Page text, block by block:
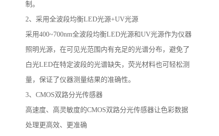
制。
2、采用全波段均衡LED光源+UV光源
采用400~700nm全波段均衡LED光源和UV光源作为仪器
照明光源，在可见光范围内有充足的光谱分布，避免了
白光LED在特定波段的光谱缺失，荧光材料也可轻松测
量，保证了仪器测量结果的准确性。
3、 CMOS双路分光传感器
高速度、高灵敏度的CMOS双路分光传感器让色彩数据
处理更高效、更准确